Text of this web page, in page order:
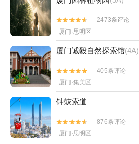


2473条评论
厦门·思明区
厦门诚毅自然探索馆(4A)


405条评论
厦门·集美区
钟鼓索道


876条评论
厦门·思明区